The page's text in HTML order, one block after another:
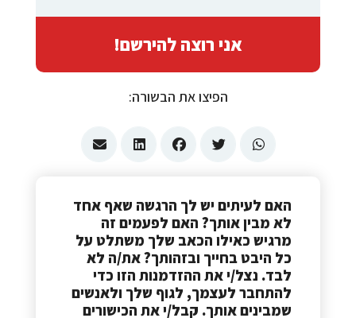
האם לעיתים יש לך הרגשה שאף אחד
לא מבין אותך? האם לפעמים זה
מרגיש כאילו הכאב שלך משתלט על
כל היבט בחייך ובזהותך? את/ה לא
לבד. נצל/י את ההזדמנות הזו כדי
להתחבר לעצמך, לגוף שלך ולאנשים
שמבינים אותך. קבל/י את הכישורים
אני רוצה להירשם!
הפיצו את הבשורה: